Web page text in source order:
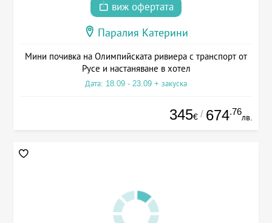
виж офертата
Паралия Катерини
Мини почивка на Олимпийската ривиера с транспорт от
Русе и настаняване в хотел
Дата: 18.09 - 23.09 + закуска
345€ / 674.76
лв.